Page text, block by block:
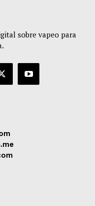
sobre vapeo para